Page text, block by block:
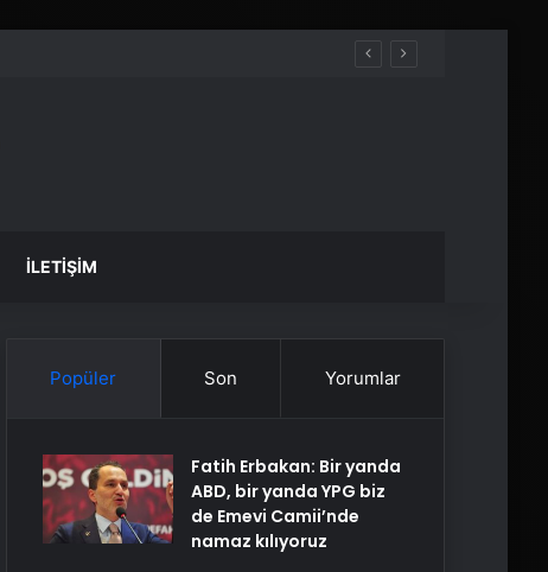
İLETIŞIM
Popüler Son Yorumlar
Fatih Erbakan: Bir yanda
ABD, bir yanda YPG biz
de Emevi Camii’nde
namaz kılıyoruz